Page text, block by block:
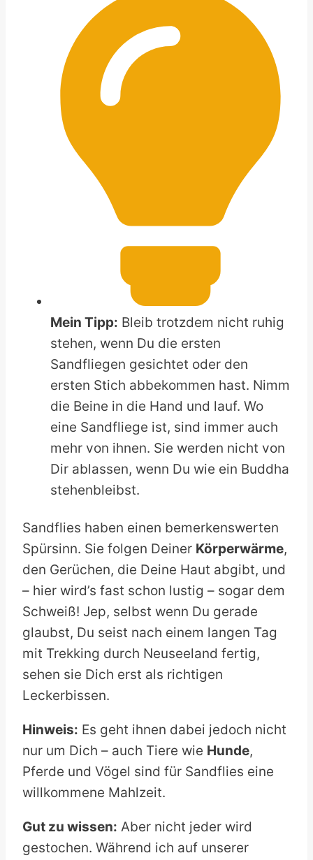
Mein Tipp: Bleib trotzdem nicht ruhig
stehen, wenn Du die ersten
Sandfliegen gesichtet oder den
ersten Stich abbekommen hast. Nimm
die Beine in die Hand und lauf. Wo
eine Sandfliege ist, sind immer auch
mehr von ihnen. Sie werden nicht von
Dir ablassen, wenn Du wie ein Buddha
stehenbleibst.
Sandflies haben einen bemerkenswerten
Spürsinn. Sie folgen Deiner Körperwärme,
den Gerüchen, die Deine Haut abgibt, und
– hier wird’s fast schon lustig – sogar dem
Schweiß! Jep, selbst wenn Du gerade
glaubst, Du seist nach einem langen Tag
mit Trekking durch Neuseeland fertig,
sehen sie Dich erst als richtigen
Leckerbissen.
Hinweis: Es geht ihnen dabei jedoch nicht
nur um Dich – auch Tiere wie Hunde,
Pferde und Vögel sind für Sandflies eine
willkommene Mahlzeit.
Gut zu wissen: Aber nicht jeder wird
gestochen. Während ich auf unserer